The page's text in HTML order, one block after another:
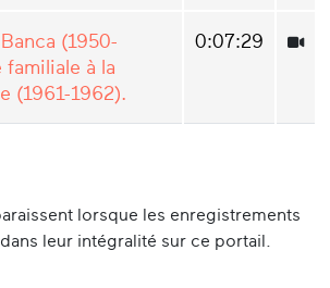
(1950-
familiale à la
(1961-1962).
0:07:29
lorsque les enregistrements
leur intégralité sur ce portail.